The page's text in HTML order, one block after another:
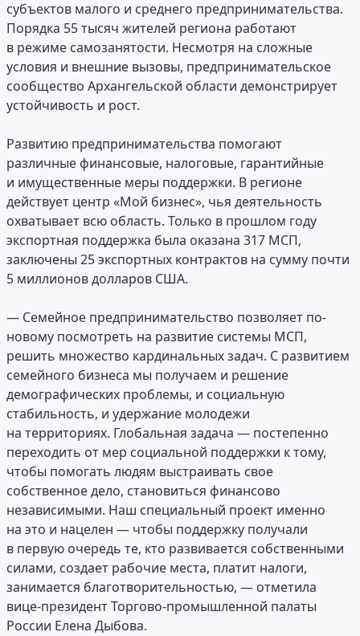
субъектов малого и среднего предпринимательства.
Порядка 55 тысяч жителей региона работают
в режиме самозанятости. Несмотря на сложные
условия и внешние вызовы, предпринимательское
сообщество Архангельской области демонстрирует
устойчивость и рост.
Развитию предпринимательства помогают
различные финансовые, налоговые, гарантийные
и имущественные меры поддержки. В регионе
действует центр «Мой бизнес», чья деятельность
охватывает всю область. Только в прошлом году
экспортная поддержка была оказана 317 МСП,
заключены 25 экспортных контрактов на сумму почти
5 миллионов долларов США.
— Семейное предпринимательство позволяет по-
новому посмотреть на развитие системы МСП,
решить множество кардинальных задач. С развитием
семейного бизнеса мы получаем и решение
демографических проблемы, и социальную
стабильность, и удержание молодежи
на территориях. Глобальная задача — постепенно
переходить от мер социальной поддержки к тому,
чтобы помогать людям выстраивать свое
собственное дело, становиться финансово
независимыми. Наш специальный проект именно
на это и нацелен — чтобы поддержку получали
в первую очередь те, кто развивается собственными
силами, создает рабочие места, платит налоги,
занимается благотворительностью, — отметила
вице-президент Торгово-промышленной палаты
России Елена Дыбова.